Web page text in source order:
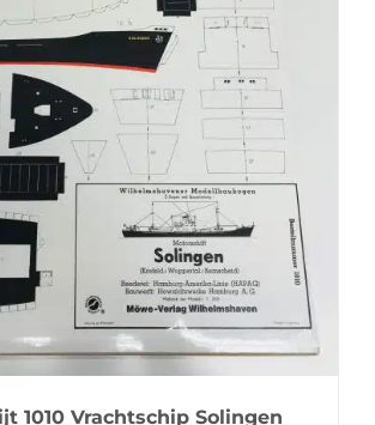
1010 Vrachtschip Solingen